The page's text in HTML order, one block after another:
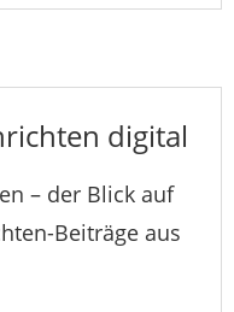
digital
– der Blick auf
Beiträge aus